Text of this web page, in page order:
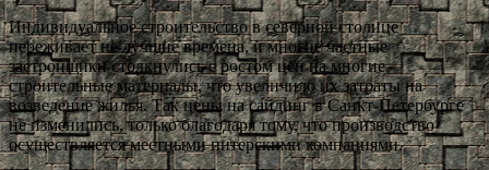
Индивидуальное строительство в северной столице
переживает не лучшие времена, и многие частные
застройщики столкнулись с ростом цен на многие
строительные материалы, что увеличило их затраты на
возведение жилья. Так цены на сайдинг в Санкт-Петербурге
не изменились, только благодаря тому, что производство
осуществляется местными питерскими компаниями.